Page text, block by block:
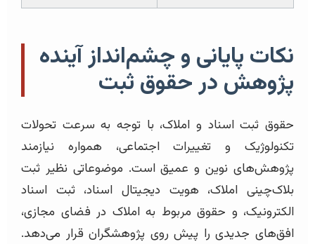
نکات پایانی و چشم‌انداز آینده
پژوهش در حقوق ثبت
حقوق ثبت اسناد و املاک، با توجه به سرعت تحولات
تکنولوژیک و تغییرات اجتماعی، همواره نیازمند
پژوهش‌های نوین و عمیق است. موضوعاتی نظیر ثبت
بلاک‌چینی املاک، هویت دیجیتال اسناد، ثبت اسناد
الکترونیک، و حقوق مربوط به املاک در فضای مجازی،
افق‌های جدیدی را پیش روی پژوهشگران قرار می‌دهد.